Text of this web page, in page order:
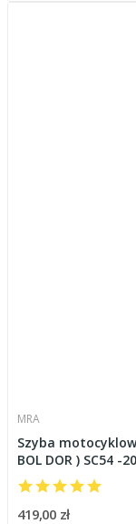
MRA
Szyba
BOL DOR ) SC54
419,00 zł